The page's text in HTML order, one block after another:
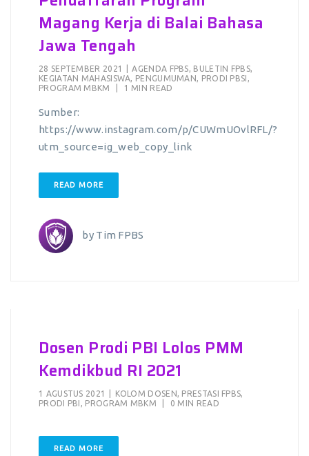
Magang Kerja di Balai Bahasa
Jawa Tengah
28 SEPTEMBER 2021 AGENDA FPBS BULETIN FPBS,
KEGIATAN MAHASISWA
PENGUMUMAN PRODI PBSI
PROGRAM MBKM
1 MIN READ
Sumber:
https://www.instagram.com/p/CUWmUOvlRFL/?
utm_source=ig_web_copy_link
READ MORE
by Tim FPBS
Dosen Prodi PBI Lolos PMM
Kemdikbud RI 2021
1 AGUSTUS 2021 KOLOM DOSEN PRESTASI FPBS
PRODI PBI
PROGRAM MBKM 0 MIN READ
READ MORE